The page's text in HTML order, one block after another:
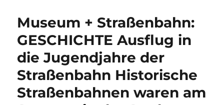
Museum + Straßenbahn:
GESCHICHTE Ausflug in
die Jugendjahre der
Straßenbahn Historische
Straßenbahnen waren am